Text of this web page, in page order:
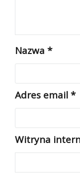
Nazwa *
Adres email*
Witryna